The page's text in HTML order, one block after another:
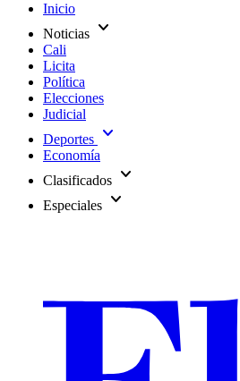
Inicio
Noticias expand_more
Cali
Licita
Política
Elecciones
Judicial
Deportes expand_more
Economía
Clasificados expand_more
Especiales expand_more